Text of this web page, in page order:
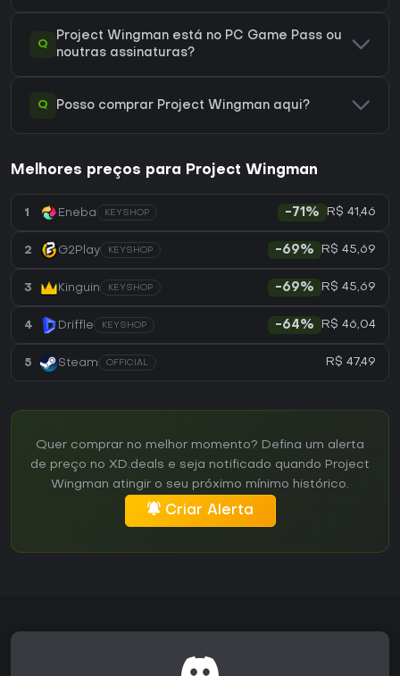
Q
Project Wingman está no PC Game Pass ou
noutras assinaturas?
Q Posso comprar Project Wingman aqui?
Melhores preços para Project Wingman
1 Eneba KEYSHOP -71% R$ 41,46
2 G2Play KEYSHOP -69% R$ 45,69
3 Kinguin KEYSHOP -69% R$ 45,69
4 Driffle KEYSHOP -64% R$ 46,04
5 Steam OFFICIAL R$ 47,49
Quer comprar no melhor momento? Defina um alerta
de preço no XD.deals e seja notificado quando Project
Wingman atingir o seu próximo mínimo histórico.
Criar Alerta